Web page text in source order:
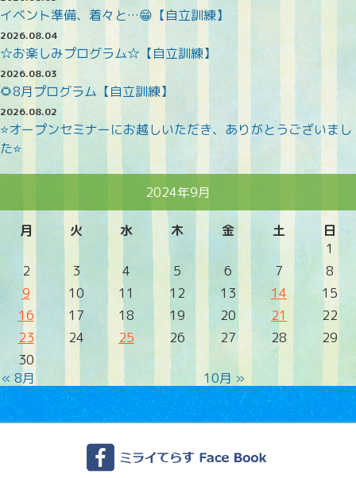
イベント準備、着々と…😁【自立訓練】
2026.08.04
☆お楽しみプログラム☆【自立訓練】
2026.08.03
🌻8月プログラム【自立訓練】
2026.08.02
⭐オープンセミナーにお越しいただき、ありがとうございまし
た⭐
2024年9月
月 火 水 木 金 土 日
« 8月 10月 »
1
2
3 4 5 6 7
8
9
10 11 12 13 14
15
16
17 18 19 20 21
22
23
24 25 26 27 28
29
30